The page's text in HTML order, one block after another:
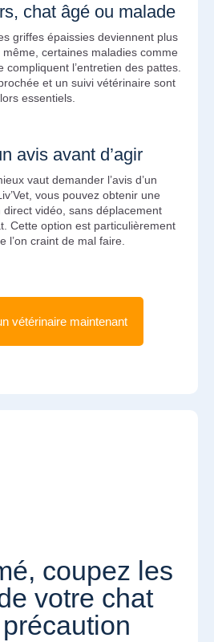
chat âgé ou malade
griffes épaissies deviennent plus
certaines maladies comme
compliquent l’entretien des pattes.
et un suivi vétérinaire sont
essentiels.
avis avant d’agir
vaut demander l’avis d’un
vous pouvez obtenir une
vidéo, sans déplacement
Cette option est particulièrement
l’on craint de mal faire.
vétérinaire maintenant
coupez les
votre chat